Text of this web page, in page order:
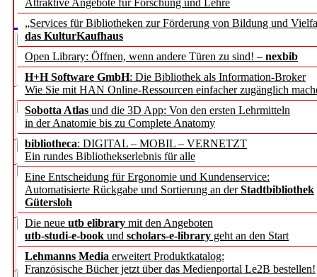
Attraktive Angebote für Forschung und Lehre
„Services für Bibliotheken zur Förderung von Bildung und
das KulturKaufhaus
Open Library: Öffnen, wenn andere Türen zu sind! – nexbib
H+H Software GmbH: Die Bibliothek als Information-Broker
Wie Sie mit HAN Online-Ressourcen einfacher zugänglich
Sobotta Atlas und die 3D App: Von den ersten Lehrmitteln
in der Anatomie bis zu Complete Anatomy
bibliotheca: DIGITAL – MOBIL – VERNETZT
Ein rundes Bibliothekserlebnis für alle
Eine Entscheidung für Ergonomie und Kundenservice:
Automatisierte Rückgabe und Sortierung an derStadtbibliothek
Gütersloh
Die neue utb elibrary mit den Angeboten
utb-studi-e-book und scholars-e-library geht an den Start
Lehmanns Media erweitert Produktkatalog:
Französische Bücher jetzt über das Medienportal Le2B bestellen!